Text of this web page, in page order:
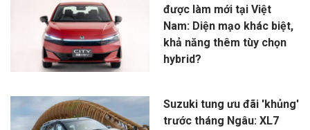
được làm mới tại Việt
Nam: Diện mạo khác biệt,
khả năng thêm tùy chọn
hybrid?
Suzuki tung ưu đãi 'khủng'
trước tháng Ngâu: XL7